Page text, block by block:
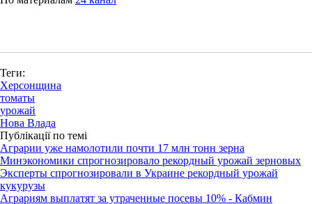
Теги:
Херсонщина
томаты
урожай
Нова Влада
Публікації по темі
Аграрии уже намолотили почти 17 млн тонн зерна
Минэкономики спрогнозировало рекордный урожай зерновых
Эксперты спрогнозировали в Украине рекордный урожай
кукурузы
Аграриям выплатят за утраченные посевы 10% - Кабмин